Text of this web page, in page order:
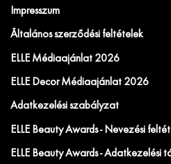
Impresszum
Általános szerződési feltételek
ELLE Médiaajánlat 2026
ELLE Decor Médiaajánlat 2026
Adatkezelési szabályzat
ELLE Beauty Awards - Nevezési
ELLE Beauty Awards - Adatkezelési